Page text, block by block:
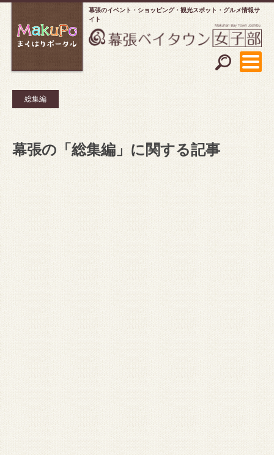
幕張のイベント・ショッピング
観光スポット・グルメ情報サ
イト
総集編
幕張の「総集編」に関する記事